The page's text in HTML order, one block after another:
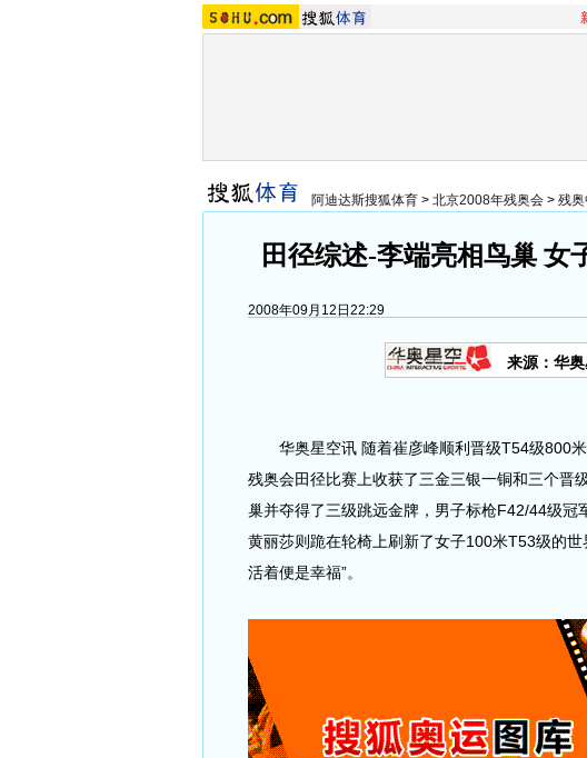
阿迪达斯搜狐体育 > 北京2008年残奥会 > 残奥
田径综述-李端亮相鸟巢 女
2008年09月12日22:29
来源：华
华奥星空讯 随着崔彦峰顺利晋级T54级800米
残奥会田径比赛上收获了三金三银一铜和三个晋
巢并夺得了三级跳远金牌，男子标枪F42/44级冠
黄丽莎则跪在轮椅上刷新了女子100米T53级的
活着便是幸福”。